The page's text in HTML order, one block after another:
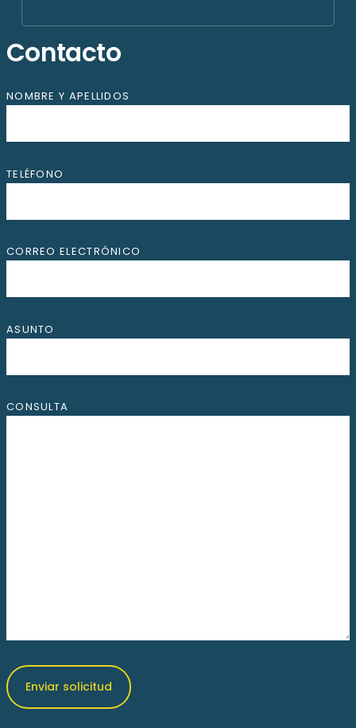
Contacto
NOMBRE Y APELLIDOS
TELÉFONO
CORREO ELECTRÓNICO
ASUNTO
CONSULTA